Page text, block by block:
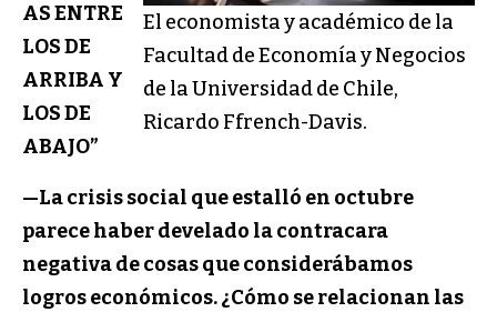
El economista y académico de la
Facultad de Economía y Negocios
de la Universidad de Chile,
Ricardo Ffrench-Davis.
AS ENTRE
LOS DE
ARRIBA Y
LOS DE
ABAJO”
—La crisis social que estalló en octubre
parece haber develado la contracara
negativa de cosas que considerábamos
logros económicos.¿Cómo se relacionan las